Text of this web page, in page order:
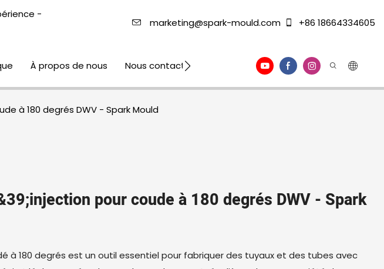
-
marketing@spark-mould.com +86 18664334605
À propos de nous Nous contacter
à 180 degrés DWV - Spark Mould
pour coude à 180 degrés DWV - Spark
à 180 degrés est un outil essentiel pour fabriquer des tuyaux et des tubes avec